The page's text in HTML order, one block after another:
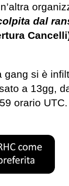
dal
si è
a 13gg,
orario UTC.